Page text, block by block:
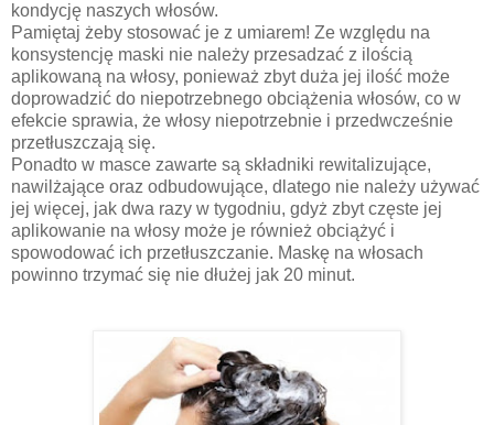
kondycję naszych włosów.
Pamiętaj żeby stosować je z umiarem! Ze względu na
konsystencję maski nie należy przesadzać z ilością
aplikowaną na włosy, ponieważ zbyt duża jej ilość może
doprowadzić do niepotrzebnego obciążenia włosów, co w
efekcie sprawia, że włosy niepotrzebnie i przedwcześnie
przetłuszczają się.
Ponadto w masce zawarte są składniki rewitalizujące,
nawilżające oraz odbudowujące, dlatego nie należy używać
jej więcej, jak dwa razy w tygodniu, gdyż zbyt częste jej
aplikowanie na włosy może je również obciążyć i
spowodować ich przetłuszczanie. Maskę na włosach
powinno trzymać się nie dłużej jak 20 minut.